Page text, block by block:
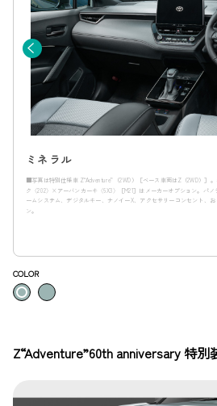
ミネラル
■写真は特別仕様車 Z“Adventure”（2WD）［ベース車両はZ（2WD）］
ク〈202〉×アーバンカーキ〈6X3〉［M21］はメーカーオプション。パ
ームシステム、デジタルキー、ナノイーX、アクセサリーコンセント、
ン。
COLOR
Z“Adventure”60th anniversary 特別